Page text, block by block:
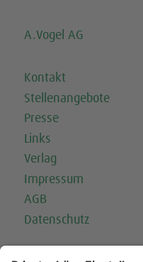
A.Vogel AG
Kontakt
Stellenangebote
Presse
Links
Verlag
Impressum
AGB
Datenschutz